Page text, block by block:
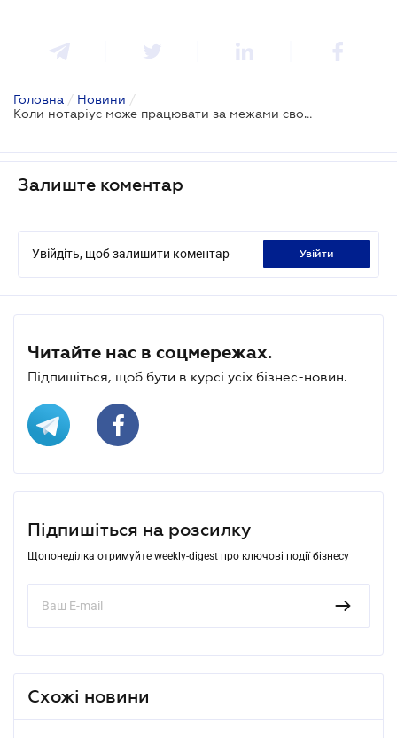
Головна / Новини /
Коли нотаріус може працювати за межами свого округу: позиція ВС
Залиште коментар
Увійдіть, щоб залишити коментар увійти
Читайте нас в соцмережах.
Підпишіться, щоб бути в курсі усіх бізнес-новин.
Підпишіться на розсилку
Щопонеділка отримуйте weekly-digest про ключові події бізнесу
Схожі новини